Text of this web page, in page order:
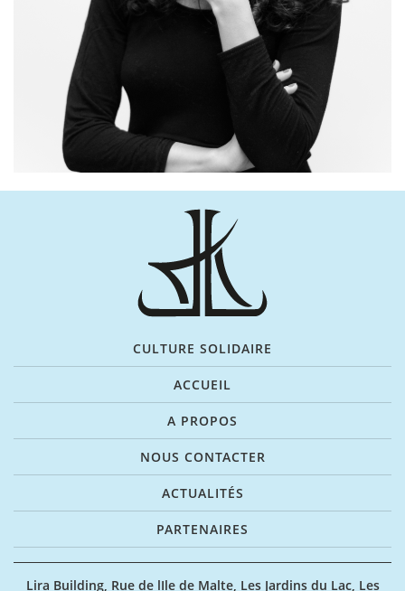
CULTURE SOLIDAIRE
ACCUEIL
A PROPOS
NOUS CONTACTER
ACTUALITÉS
PARTENAIRES
Lira Building, Rue de lIle de Malte, Les Jardins du Lac, Les